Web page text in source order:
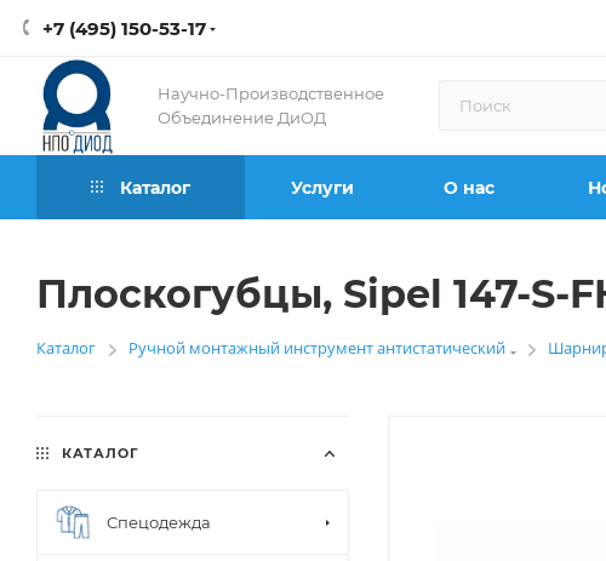
+7 (495) 150-53-17
Научно-Производственное
Объединение ДиОД
Каталог Услуги О нас
Плоскогубцы, Sipel 147-S-
Каталог —Ручной монтажный инструмент антистатический —
КАТАЛОГ
Спецодежда